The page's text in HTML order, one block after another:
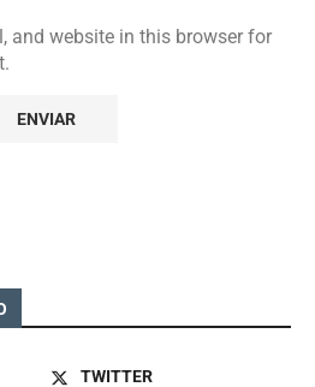
and website in this browser for
TWITTER